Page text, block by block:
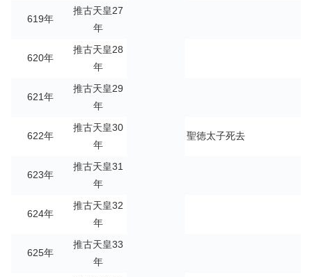
619年
推古天皇27
年
620年
推古天皇28
年
621年
推古天皇29
年
622年
推古天皇30
年
聖徳太子死去
623年
推古天皇31
年
624年
推古天皇32
年
625年
推古天皇33
年